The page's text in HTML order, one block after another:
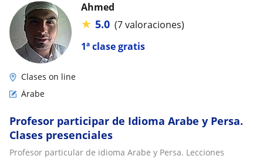
1ª clase gratis
Ahmed
★ 5.0 (7 valoraciones)
Clases on line
Árabe
Profesor participar de Idioma Arabe y Persa.
Clases presenciales
Profesor particular de idioma Arabe y Persa. Lecciones